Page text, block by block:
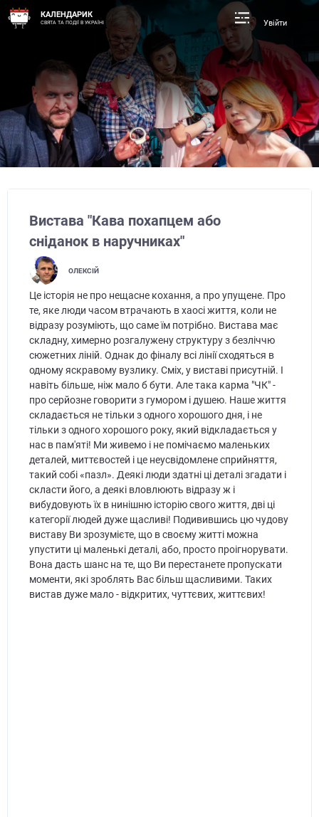
КАЛЕНДАРИК
СВЯТА ТА ПОДІЇ В УКРАЇНІ Увійти
Вистава "Кава похапцем або
сніданок в наручниках"
ОЛЕКСІЙ
Це історія не про нещасне кохання, а про упущене. Про
те, яке люди часом втрачають в хаосі життя, коли не
відразу розуміють, що саме їм потрібно. Вистава має
складну, химерно розгалужену структуру з безліччю
сюжетних ліній. Однак до фіналу всі лінії сходяться в
одному яскравому вузлику. Сміх, у виставі присутній. І
навіть більше, ніж мало б бути. Але така карма "ЧК" -
про серйозне говорити з гумором і душею. Наше життя
складається не тільки з одного хорошого дня, і не
тільки з одного хорошого року, який відкладається у
нас в пам'яті! Ми живемо і не помічаємо маленьких
деталей, миттєвостей і це неусвідомлене сприйняття,
такий собі «пазл». Деякі люди здатні ці деталі згадати і
скласти його, а деякі вловлюють відразу ж і
вибудовують їх в нинішню історію свого життя, дві ці
категорії людей дуже щасливі! Подивившись цю чудову
виставу Ви зрозумієте, що в своєму житті можна
упустити ці маленькі деталі, або, просто проігнорувати.
Вона дасть шанс на те, що Ви перестанете пропускати
моменти, які зроблять Вас більш щасливими. Таких
вистав дуже мало - відкритих, чуттєвих, життєвих!